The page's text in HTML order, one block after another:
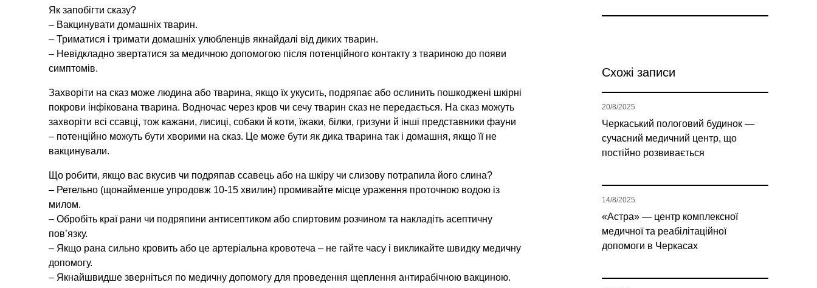
Як запобігти сказу?
– Вакцинувати домашніх тварин.
– Триматися і тримати домашніх улюбленців якнайдалі від диких тварин.
– Невідкладно звертатися за медичною допомогою після потенційного контакту з твариною до появи
симптомів.
Захворіти на сказ може людина або тварина, якщо їх укусить, подряпає або ослинить пошкоджені шкірні
покрови інфікована тварина. Водночас через кров чи сечу тварин сказ не передається. На сказ можуть
захворіти всі ссавці, тож кажани, лисиці, собаки й коти, їжаки, білки, гризуни й інші представники фауни
– потенційно можуть бути хворими на сказ. Це може бути як дика тварина так і домашня, якщо її не
вакцинували.
Що робити, якщо вас вкусив чи подряпав ссавець або на шкіру чи слизову потрапила його слина?
– Ретельно (щонайменше упродовж 10-15 хвилин) промивайте місце ураження проточною водою із
милом.
– Обробіть краї рани чи подряпини антисептиком або спиртовим розчином та накладіть асептичну
пов’язку.
– Якщо рана сильно кровить або це артеріальна кровотеча – не гайте часу і викликайте швидку медичну
допомогу.
– Якнайшвидше зверніться по медичну допомогу для проведення щеплення антирабічною вакциною.
Схожі записи
Черкаський пологовий будинок —
сучасний медичний центр, що
постійно розвивається
20/8/2025
«Астра» — центр комплексної
медичної та реабілітаційної
допомоги в Черкасах
14/8/2025